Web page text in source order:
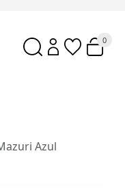
0
Azul